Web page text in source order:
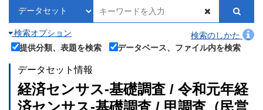
検索オプション
検索のしかた
提供分類、表題を検索
データベース、ファイル内を検索
データセット情報
経済センサス‐基礎調査 / 令和元年経